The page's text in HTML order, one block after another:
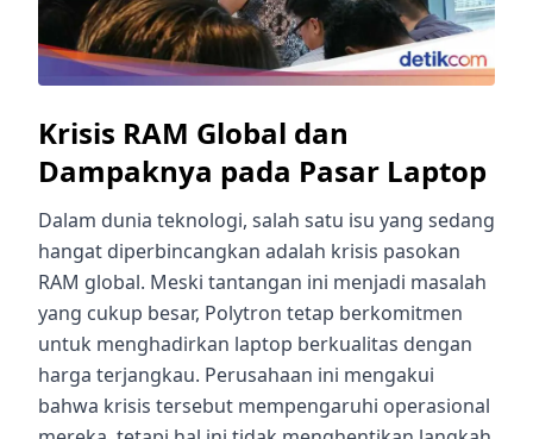
Krisis RAM Global dan
Dampaknya pada Pasar Laptop
Dalam dunia teknologi, salah satu isu yang sedang
hangat diperbincangkan adalah krisis pasokan
RAM global. Meski tantangan ini menjadi masalah
yang cukup besar, Polytron tetap berkomitmen
untuk menghadirkan laptop berkualitas dengan
harga terjangkau. Perusahaan ini mengakui
bahwa krisis tersebut mempengaruhi operasional